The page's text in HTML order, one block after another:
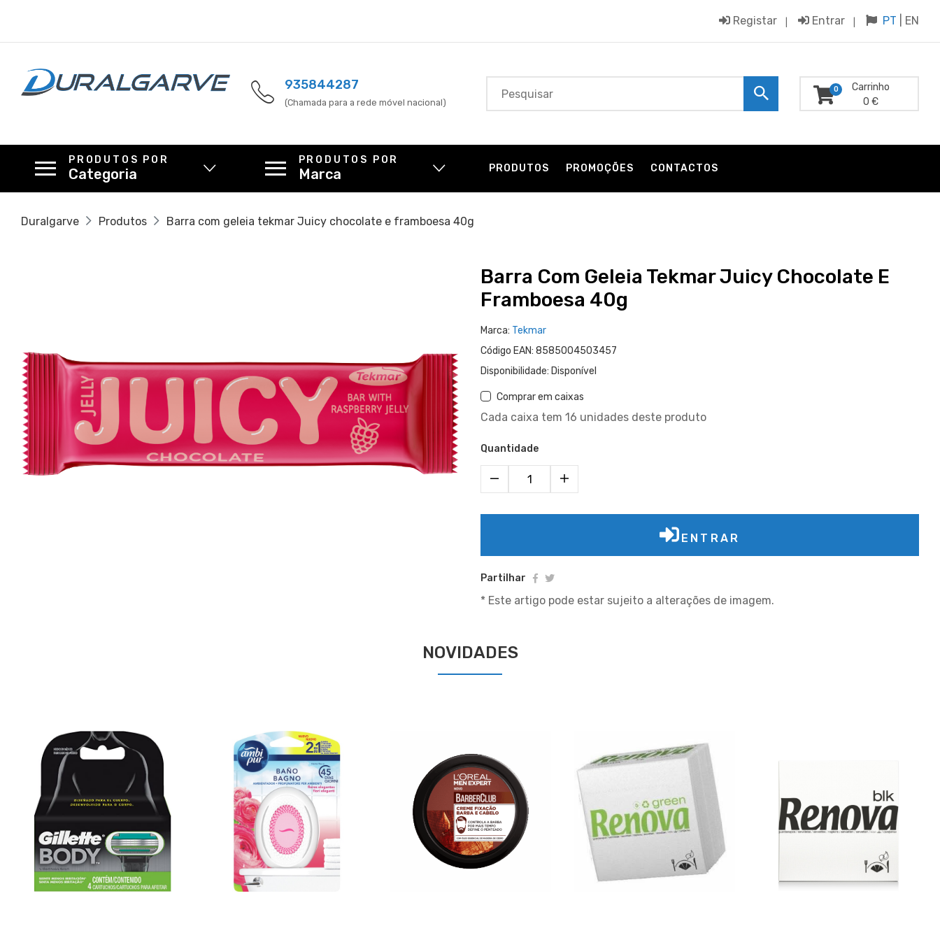
Registar Entrar PT EN
935844287
(Chamada para a rede móvel nacional)
Carrinho
0 €
0
PRODUTOS POR
Categoria
PRODUTOS POR
Marca PRODUTOS PROMOÇÕES CONTACTOS
Duralgarve Produtos Barra com geleia tekmar Juicy chocolate e framboesa 40g
Barra Com Geleia Tekmar Juicy Chocolate E
Framboesa 40g
Marca: Tekmar
Código EAN: 8585004503457
Disponibilidade: Disponível
Comprar em caixas
Cada caixa tem 16 unidades deste produto
Quantidade
ENTRAR
Partilhar
* Este artigo pode estar sujeito a alterações de imagem.
NOVIDADES